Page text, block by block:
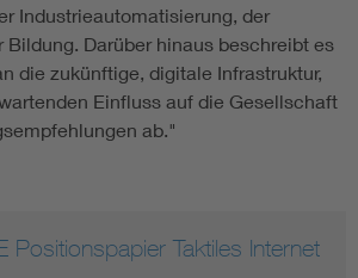
Industrieautomatisierung, der
Bildung. Darüber hinaus beschreibt es
die zukünftige, digitale Infrastruktur,
Einfluss auf die Gesellschaft
ab."
Positionspapier Taktiles Internet